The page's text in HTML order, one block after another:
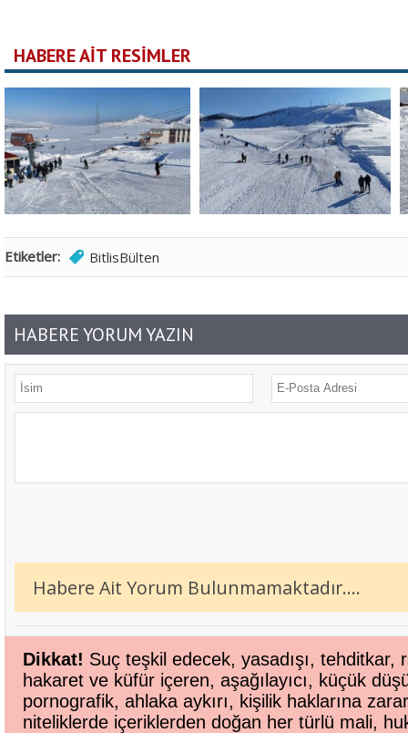
HABERE AİT RESİMLER
Etiketler: BitlisBülten
HABERE YORUM YAZIN
Habere Ait Yorum Bulunmamaktadır....
Dikkat! Suç teşkil edecek, yasadışı, tehditkar,
hakaret ve küfür içeren, aşağılayıcı, küçük
pornografik, ahlaka aykırı, kişilik haklarına
niteliklerde içeriklerden doğan her türlü mali,